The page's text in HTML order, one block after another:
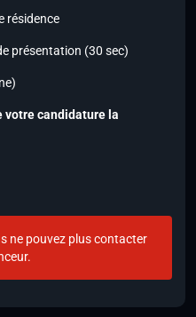
résidence
présentation (30 sec)
votre candidature la
ne pouvez plus contacter